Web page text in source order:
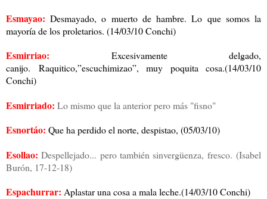
Esmayao: Desmayado, o muerto de hambre. Lo que somos la
mayoría de los proletarios. (14/03/10 Conchi)
Esmirriao: Excesivamente delgado,
canijo. Raquitico,”escuchimizao”, muy poquita cosa.(14/03/10
Conchi)
Esmirriado: Lo mismo que la anterior pero más "fisno"
Esnortáo: Que ha perdido el norte, despistao, (05/03/10)
Esollao:Despellejado... pero también sinvergüenza, fresco.(Isabel
Burón, 17-12-18)
Espachurrar: Aplastar una cosa a mala leche.(14/03/10 Conchi)